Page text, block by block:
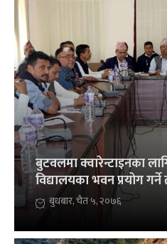
बुटवलमा क्वारेन्टाइनका
विद्यालयका भवन प्रयोग गर्ने
बुधबार, चैत ५, २०७६